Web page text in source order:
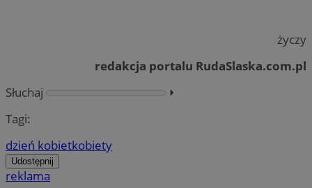
życzy
redakcja portalu RudaSlaska.com.pl
Słuchaj
⏵︎
Tagi:
dzień kobietkobiety
Udostępnij
reklama